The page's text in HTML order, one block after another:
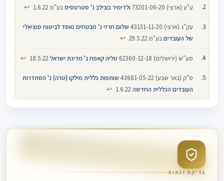
ע"ע (ארצי) 73201-06-20 ולדימיר בובילב נ' סטרטסיסבע"מ 1.6.22 ↩
עק"ג (ארצי) 43131-11-20
שלום חרזי נ' מבטחים מוסד לביטוח סוציאלי
של העובדיםבע"מ 29.5.22 ↩
סע"ש (ירושלים) 62360-12-18 טליה קאפח נ' מדינת ישראל ↩
ס"ק (באר שבע) 43681-05-22
שותפות כללית מילקו (טרה) נ' הסתדרות
העובדים הכללית החדשה
↩
בדיקת זכאות